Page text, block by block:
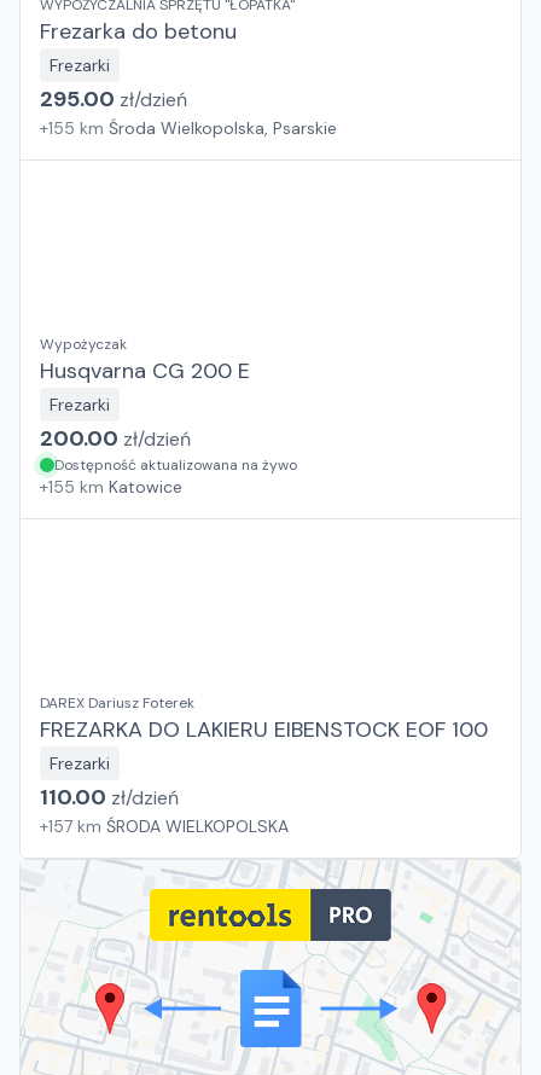
WYPOŻYCZALNIA SPRZĘTU "ŁOPATKA"
Frezarka do betonu
Frezarki
295.00 zł/dzień
+155 km Środa Wielkopolska, Psarskie
Wypożyczak
Husqvarna CG 200 E
Frezarki
200.00 zł/dzień
Dostępność aktualizowana na żywo
+155 km Katowice
DAREX Dariusz Foterek
FREZARKA DO LAKIERU EIBENSTOCK EOF 100
Frezarki
110.00 zł/dzień
+157 km ŚRODA WIELKOPOLSKA